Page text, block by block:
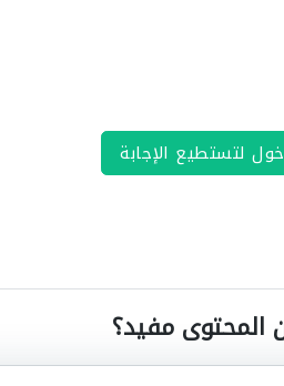
لتستطيع الإجابة
المحتوى مفيد؟